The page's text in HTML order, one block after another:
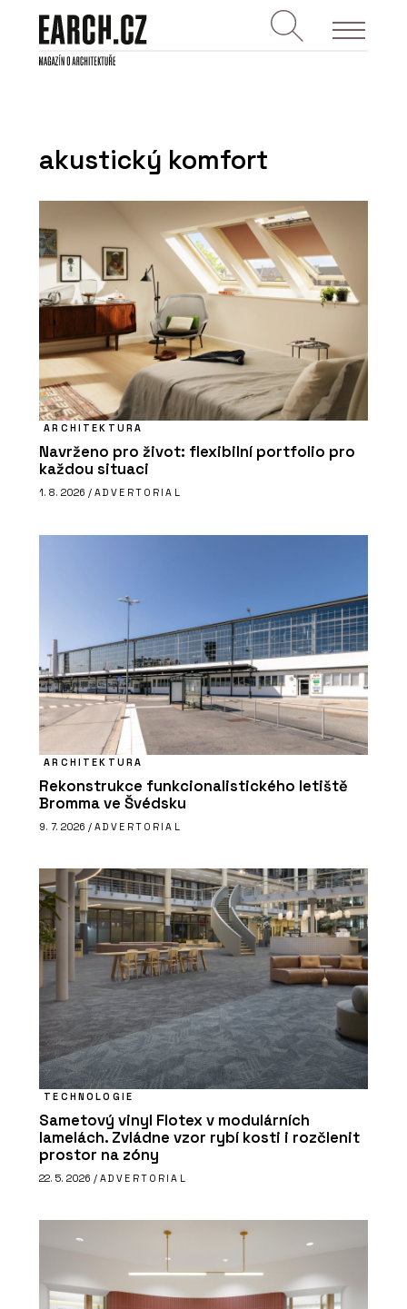
akustický komfort
ARCHITEKTURA
Navrženo pro život: flexibilní portfolio pro
každou situaci
1. 8. 2026 / ADVERTORIAL
ARCHITEKTURA
Rekonstrukce funkcionalistického letiště
Bromma ve Švédsku
9. 7. 2026 / ADVERTORIAL
TECHNOLOGIE
Sametový vinyl Flotex v modulárních
lamelách. Zvládne vzor rybí kosti i rozčlenit
prostor na zóny
22. 5. 2026 / ADVERTORIAL